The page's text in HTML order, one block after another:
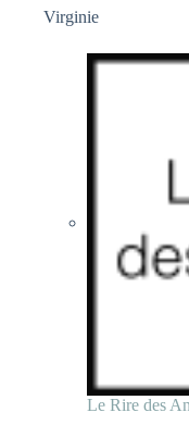
Virginie
Le Rire des